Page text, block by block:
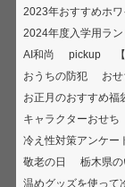
2023年おすすめホ
2024年度入学用ラ
AI和尚
pickup
おうちの防犯
おせ
お正月のおすすめ福
キャラクターおせち
冷え性対策アンケー
敬老の日
栃木県の
温めグッズを使って